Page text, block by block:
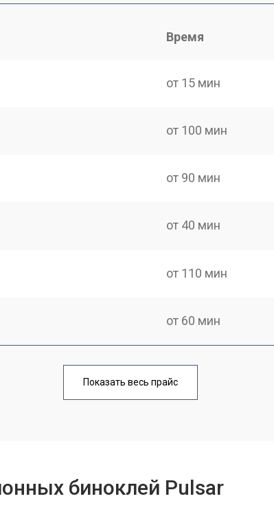
Время
от 15 мин
от 100 мин
от 90 мин
от 40 мин
от 110 мин
от 60 мин
от 80 мин
Показать весь прайс
биноклей Pulsar